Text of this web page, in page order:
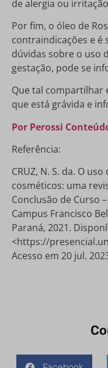
de alergia ou
Por fim, o óleo de
contraindicações e é
dúvidas sobre o uso
gestação, pode se
Que tal compartilhar
que está grávida e
Por Perossi
Referência:
CRUZ, N. S. da. O
cosméticos: uma
Conclusão de Curso
Campus Francisco
Paraná, 2021.
<https://
Acesso em 20 jul.